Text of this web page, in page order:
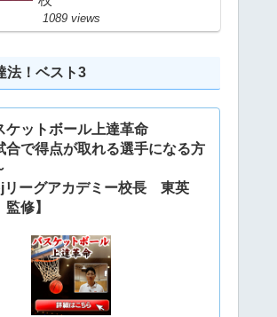
1089 views
法！ベスト3
ケットボール上達革命
合で得点が取れる選手になる方
リーグアカデミー校長 東英
修】